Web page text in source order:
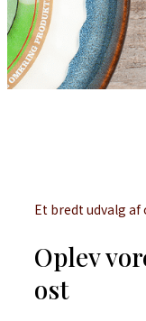
Et bredt udvalg af
Oplev
ost